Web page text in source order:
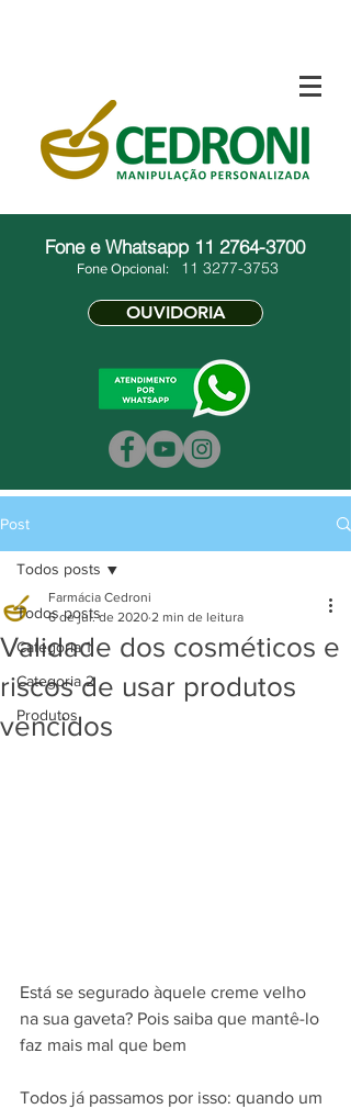
Fone e Whatsapp 11 2764-3700
Fone Opcional: 11 3277-3753
OUVIDORIA
Post
Todos posts
Categoria 1
Categoria 2
Produtos
Todos posts
Validade dos cosméticos e
riscos de usar produtos
vencidos
Farmácia Cedroni
6 de jul. de 2020 2 min de leitura
Está se segurado àquele creme velho
na sua gaveta? Pois saiba que mantê-lo
faz mais mal que bem
Todos já passamos por isso: quando um